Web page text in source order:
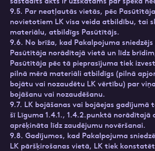
9.5. Par neatļautās vietās, pēc
novietotiem LK visa veida atbildību, tai
materiālu, atbildīgs Pasūtītājs.
9.6. No brīža, kad Pakalpojuma
Pasūtītāja norādītajā vietā un līdz
Pasūtītāja pēc tā pieprasījuma tiek
pilnā mērā materiāli atbildīgs (pilnā
bojātu vai nozaudētu LK vērtību) par
bojāšanu vai nozaudēšanu.
9.7. LK bojāšanas vai bojāejas gadījumā
šī Līguma 1.4.1., 1.4.2.punktā norādītajā
aprēķināta līdz zaudējumu novēršanai.
9.8. Gadījumos, kad Pakalpojuma
LK pāršķirošanas vietā, LK tiek